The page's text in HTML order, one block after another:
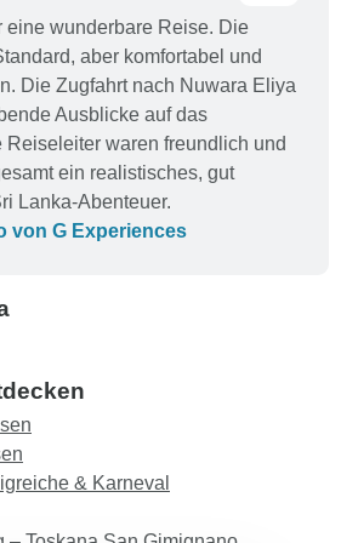
da er ein echtes Juwel ist und
waren. Ein großes
Jayalath, der unsere Tour zu
und schönen Erlebnis
an Beauty Lanka Travels, die
werden uns nach
umsehen, da wir planen,
Norden und Osten dieses
eine wunderbare Reise. Die
aber komfortabel und
Die Zugfahrt nach Nuwara Eliya
Ausblicke auf das
Reiseleiter waren freundlich und
ein realistisches, gut
Lanka-Abenteuer.
von G Experiences
& Karneval